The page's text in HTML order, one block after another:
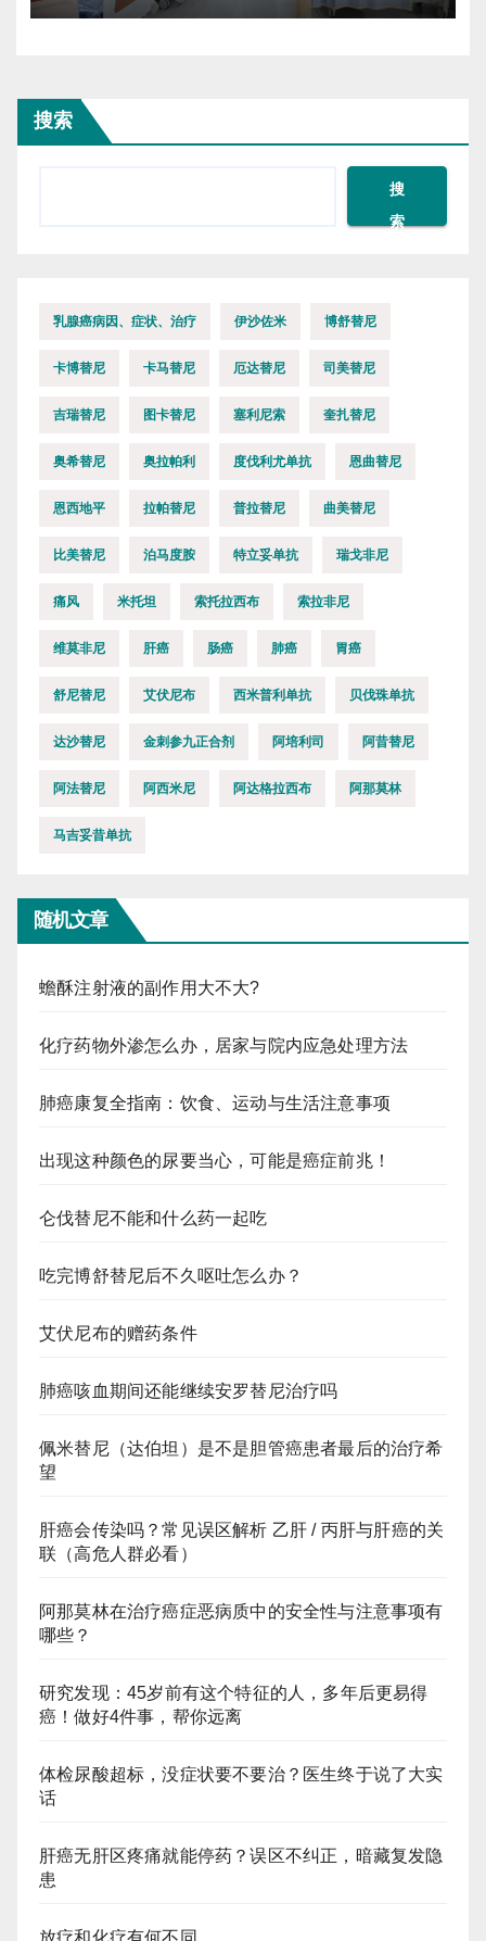
搜索
搜
索
乳腺癌病因、症状、治疗 伊沙佐米 博舒替尼
卡博替尼 卡马替尼 厄达替尼 司美替尼
吉瑞替尼 图卡替尼 塞利尼索 奎扎替尼
奥希替尼 奥拉帕利 度伐利尤单抗 恩曲替尼
恩西地平 拉帕替尼 普拉替尼 曲美替尼
比美替尼 泊马度胺 特立妥单抗 瑞戈非尼
痛风 米托坦 索托拉西布 索拉非尼
维莫非尼 肝癌 肠癌 肺癌 胃癌
舒尼替尼 艾伏尼布 西米普利单抗 贝伐珠单抗
达沙替尼 金刺参九正合剂 阿培利司 阿昔替尼
阿法替尼 阿西米尼 阿达格拉西布 阿那莫林
马吉妥昔单抗
随机文章
蟾酥注射液的副作用大不大?
化疗药物外渗怎么办，居家与院内应急处理方法
肺癌康复全指南：饮食、运动与生活注意事项
出现这种颜色的尿要当心，可能是癌症前兆！
仑伐替尼不能和什么药一起吃
吃完博舒替尼后不久呕吐怎么办？
艾伏尼布的赠药条件
肺癌咳血期间还能继续安罗替尼治疗吗
佩米替尼（达伯坦）是不是胆管癌患者最后的治疗希
望
肝癌会传染吗？常见误区解析 乙肝 / 丙肝与肝癌的关
联（高危人群必看）
阿那莫林在治疗癌症恶病质中的安全性与注意事项有
哪些？
研究发现：45岁前有这个特征的人，多年后更易得
癌！做好4件事，帮你远离
体检尿酸超标，没症状要不要治？医生终于说了大实
话
肝癌无肝区疼痛就能停药？误区不纠正，暗藏复发隐
患
放疗和化疗有何不同